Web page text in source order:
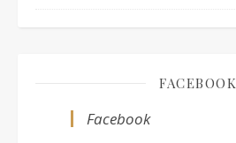
FACEBOOK
Facebook